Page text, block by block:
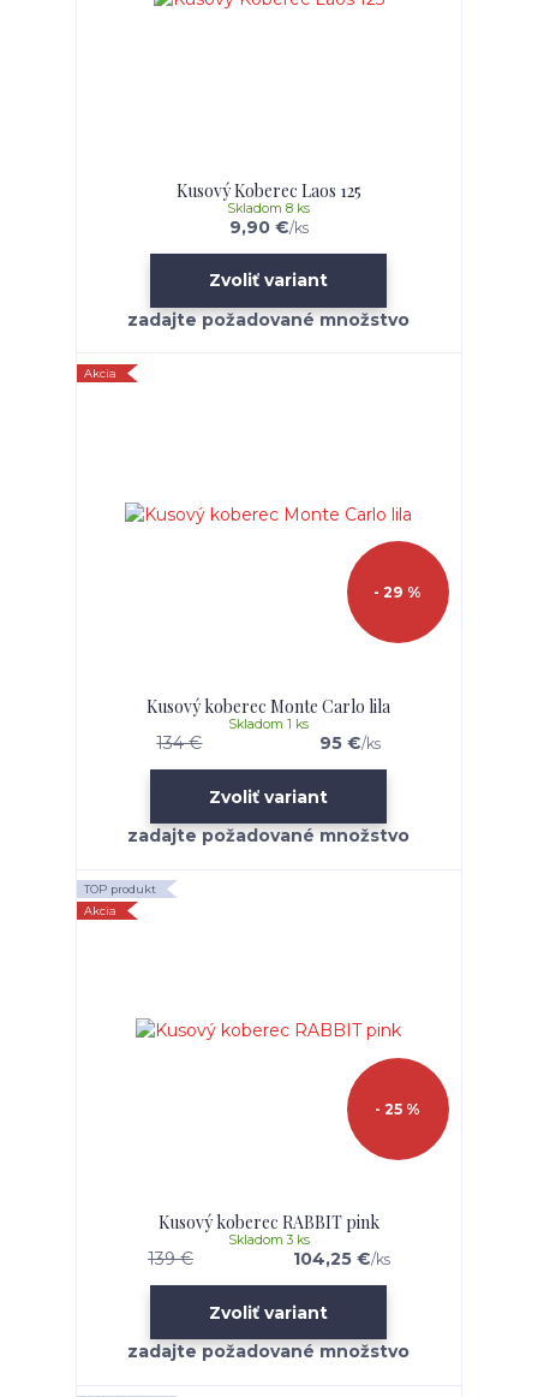
Kusový Koberec Laos 125
9,90 €/ks
Skladom 8 ks
Zvoliť variant
Akcia
- 29 %
Kusový koberec Monte Carlo lila
134 € 95 €/ks
Skladom 1 ks
Zvoliť variant
TOP produkt
Akcia
- 25 %
Kusový koberec RABBIT pink
139 € 104,25 €/ks
Skladom 3 ks
Zvoliť variant